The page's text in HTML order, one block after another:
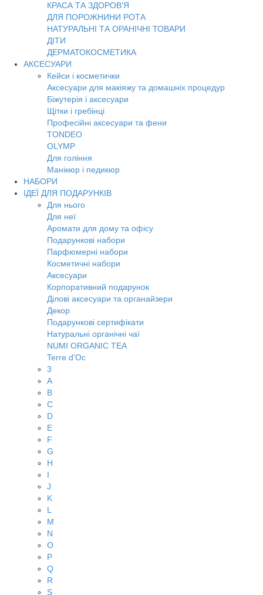
КРАСА ТА ЗДОРОВ'Я
ДЛЯ ПОРОЖНИНИ РОТА
НАТУРАЛЬНІ ТА ОРАНІЧНІ ТОВАРИ
ДІТИ
ДЕРМАТОКОСМЕТИКА
АКСЕСУАРИ
Кейси і косметички
Аксесуари для макіяжу та домашніх процедур
Біжутерія і аксесуари
Щітки і гребінці
Професійні аксесуари та фени
TONDEO
OLYMP
Для гоління
Манікюр і педикюр
НАБОРИ
ІДЕЇ ДЛЯ ПОДАРУНКІВ
Для нього
Для неї
Аромати для дому та офісу
Подарункові набори
Парфюмерні набори
Косметичні набори
Аксесуари
Корпоративний подарунок
Ділові аксесуари та органайзери
Декор
Подарункові сертифікати
Натуральні органічні чаї
NUMI ORGANIC TEA
Terre d'Oc
3
A
B
C
D
E
F
G
H
I
J
K
L
M
N
O
P
Q
R
S